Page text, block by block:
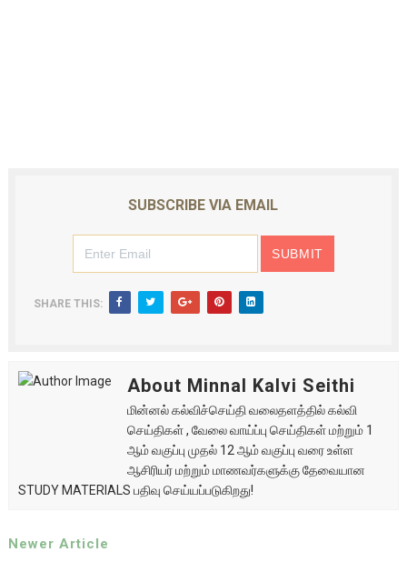
SUBSCRIBE VIA EMAIL
SHARE THIS:
About Minnal Kalvi Seithi
மின்னல் கல்விச்செய்தி வலைதளத்தில் கல்வி
செய்திகள் , வேலை வாய்ப்பு செய்திகள் மற்றும் 1
ஆம் வகுப்பு முதல் 12 ஆம் வகுப்பு வரை உள்ள
ஆசிரியர் மற்றும் மாணவர்களுக்கு தேவையான
STUDY MATERIALS பதிவு செய்யப்படுகிறது!
Newer Article